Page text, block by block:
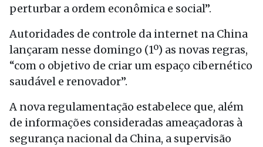
perturbar a ordem econômica e social”.
Autoridades de controle da internet na China
lançaram nesse domingo (1º) as novas regras,
“com o objetivo de criar um espaço cibernético
saudável e renovador”.
A nova regulamentação estabelece que, além
de informações consideradas ameaçadoras à
segurança nacional da China, a supervisão